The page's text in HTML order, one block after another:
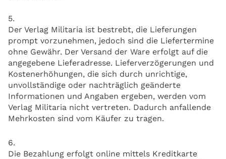
5.
Der Verlag Militaria ist bestrebt, die Lieferungen
prompt vorzunehmen, jedoch sind die Liefertermine
ohne Gewähr. Der Versand der Ware erfolgt auf die
angegebene Lieferadresse. Lieferverzögerungen und
Kostenerhöhungen, die sich durch unrichtige,
unvollständige oder nachträglich geänderte
Informationen und Angaben ergeben, werden vom
Verlag Militaria nicht vertreten. Dadurch anfallende
Mehrkosten sind vom Käufer zu tragen.
6.
Die Bezahlung erfolgt online mittels Kreditkarte